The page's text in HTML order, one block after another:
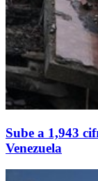
Sube a 1,943
Venezuela